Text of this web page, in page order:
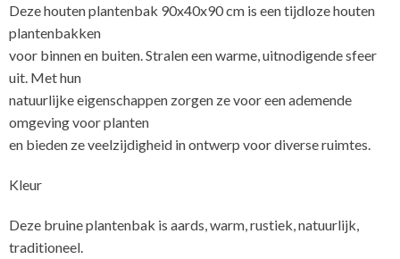
Deze houten plantenbak 90x40x90 cm is een tijdloze houten
plantenbakken
voor binnen en buiten. Stralen een warme, uitnodigende sfeer
uit. Met hun
natuurlijke eigenschappen zorgen ze voor een ademende
omgeving voor planten
en bieden ze veelzijdigheid in ontwerp voor diverse ruimtes.
Kleur
Deze bruine plantenbak is aards, warm, rustiek, natuurlijk,
traditioneel.